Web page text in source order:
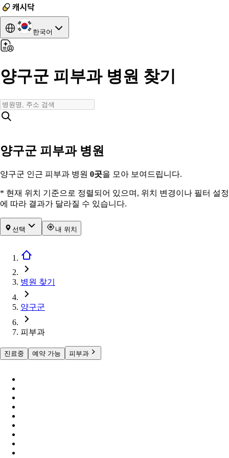
한국어
양구군 피부과 병원 찾기
양구군 피부과 병원
양구군 인근 피부과 병원 0곳을 모아 보여드립니다.
* 현재 위치 기준으로 정렬되어 있으며, 위치 변경이나 필터 설정
에 따라 결과가 달라질 수 있습니다.
선택 내 위치
병원 찾기
양구군
피부과
진료중 예약 가능 피부과